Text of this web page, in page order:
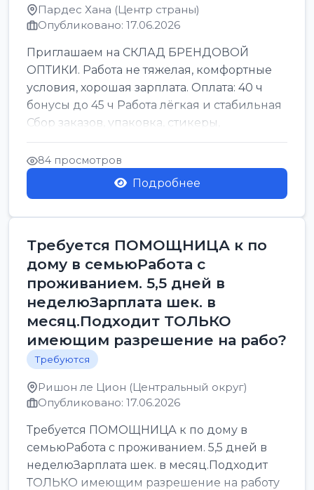
Пардес Хана (Центр страны)
Опубликовано: 17.06.2026
Приглашаем на СКЛАД БРЕНДОВОЙ
ОПТИКИ. Работа не тяжелая, комфортные
условия, хорошая зарплата. Оплата: 40 ч
бонусы до 45 ч Работа лёгкая и стабильная
Сбор заказов, упаковка, стикеры,
сортировка Воскре...
84 просмотров
Подробнее
Требуется ПОМОЩНИЦА к по
дому в семьюРабота с
проживанием. 5,5 дней в
неделюЗарплата шек. в
месяц.Подходит ТОЛЬКО
имеющим разрешение на рабо?
Требуются
Ришон ле Цион (Центральный округ)
Опубликовано: 17.06.2026
Требуется ПОМОЩНИЦА к по дому в
семьюРабота с проживанием. 5,5 дней в
неделюЗарплата шек. в месяц.Подходит
ТОЛЬКО имеющим разрешение на работу